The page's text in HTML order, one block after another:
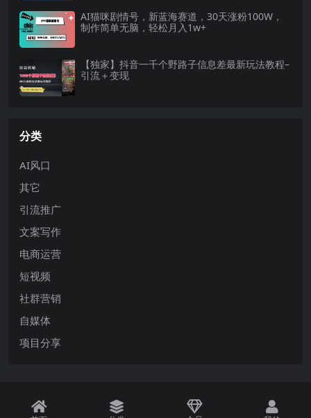
AI猫咪剧情号，新蓝海赛道，30天涨粉100W，
制作简单无脑，轻松月入1w+
【独家】抖音一千个野路子信息差最新玩法教程–
引流＋变现
分类
AI风口
其它
引流推广
文案写作
电商运营
短视频
社群营销
自媒体
项目分享